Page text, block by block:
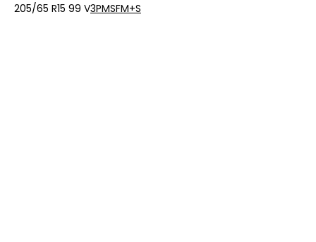
205/65 R15 99 V3PMSFM+S